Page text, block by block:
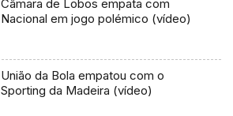
Câmara de Lobos empata com
Nacional em jogo polémico (vídeo)
União da Bola empatou com o
Sporting da Madeira (vídeo)